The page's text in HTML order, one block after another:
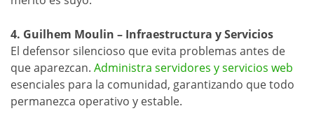
4. Guilhem Moulin – Infraestructura y Servicios
El defensor silencioso que evita problemas antes de
que aparezcan. Administra servidores y servicios web
esenciales para la comunidad, garantizando que todo
permanezca operativo y estable.